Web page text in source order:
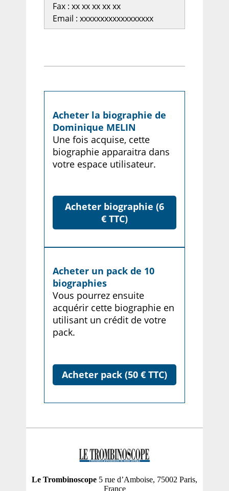
Fax : xx xx xx xx xx
Email : xxxxxxxxxxxxxxxxxx
Acheter la biographie de
Dominique MELIN
Une fois acquise, cette
biographie apparaitra dans
votre espace utilisateur.
Acheter biographie (6
€ TTC)
Acheter un pack de 10
biographies
Vous pourrez ensuite
acquérir cette biographie en
utilisant un crédit de votre
pack.
Acheter pack (50 € TTC)
Le Trombinoscope 5 rue d’Amboise, 75002 Paris,
France